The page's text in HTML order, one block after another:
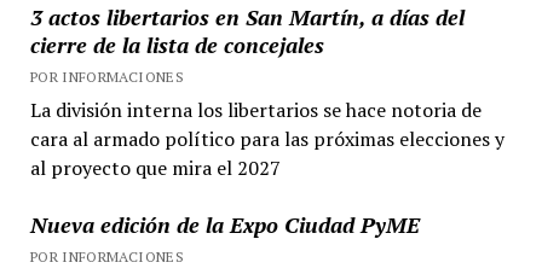
3 actos libertarios en San Martín, a días del
cierre de la lista de concejales
POR INFORMACIONES
La división interna los libertarios se hace notoria de
cara al armado político para las próximas elecciones y
al proyecto que mira el 2027
Nueva edición de la Expo Ciudad PyME
POR INFORMACIONES